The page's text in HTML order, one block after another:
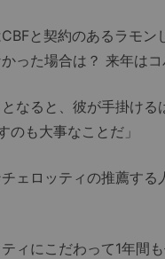
と契約のあるラモン
った場合は？ 来年はコ
なると、彼が手掛け
のも大事なことだ」
ェロッティの推薦する
ィにこだわって1年間